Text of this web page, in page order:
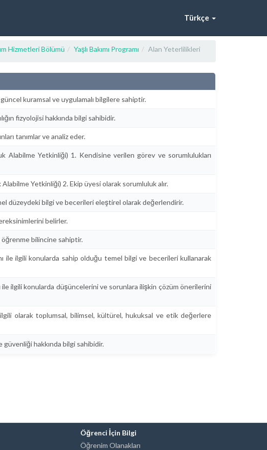
Türkçe
Hizmetleri Bölümü Yaşlı Bakımı Programı Alan Yeterlilikleri
kuramsal ve uygulamalı bilgilere sahiptir.
fizyolojisi hakkında bilgi sahibidir.
tanımlar ve analiz eder.
Alabilme Yetkinliği) 1. Kendisine verilen görev ve sorumlulukları
Alabilme Yetkinliği) 2. Ekip üyesi olarak sorumluluk alır.
düzeydeki bilgi ve becerileri eleştirel olarak değerlendirir.
belirler.
bilincine sahiptir.
ile ilgili konularda sahip olduğu temel bilgi ve becerileri kullanarak
ilgili konularda düşüncelerini ve sorunlara ilişkin çözüm önerilerini
olarak toplumsal, bilimsel, kültürel, hukuksal ve etik değerlere
güvenliği hakkında bilgi sahibidir.
Öğrenci İçin Bilgi
Öğrenim Olanakları